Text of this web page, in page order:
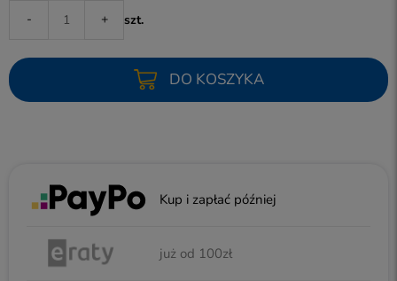
- + szt.
DO KOSZYKA
Kup i zapłać później
już od 100zł